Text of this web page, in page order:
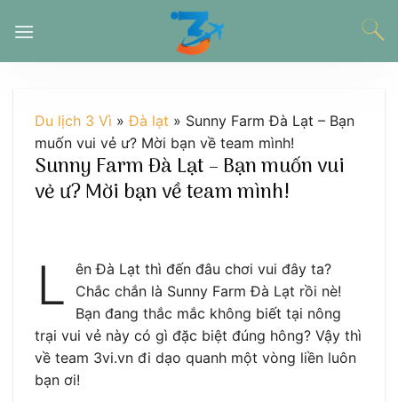
đến
Du lịch 3 Vì »Đà lạt » Sunny Farm Đà Lạt – Bạn
muốn vui vẻ ư? Mời bạn về team mình!
Sunny Farm Đà Lạt – Bạn muốn vui
vẻ ư? Mời bạn về team mình!
L
ên Đà Lạt thì đến đâu chơi vui đây ta?
Chắc chắn là Sunny Farm Đà Lạt rồi nè!
Bạn đang thắc mắc không biết tại nông
trại vui vẻ này có gì đặc biệt đúng hông? Vậy thì
về team 3vi.vn đi dạo quanh một vòng liền luôn
bạn ơi!